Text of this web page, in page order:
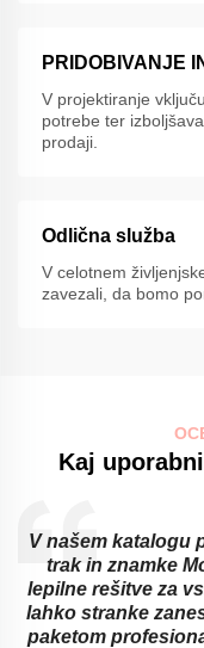
PRIDOBIVANJE
V projektiranje
potrebe ter
prodaji.
Odlična služba
V celotnem
zavezali, da bomo
Kaj
V našem katalogu
trak in znamke
lepilne rešitve za
lahko stranke
paketom